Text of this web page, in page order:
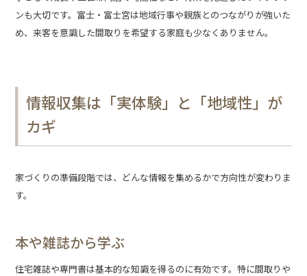
ンも大切です。富士・富士宮は地域行事や親族とのつながりが強いた
め、来客を意識した間取りを希望する家庭も少なくありません。
情報収集は「実体験」と「地域性」が
カギ
家づくりの準備段階では、どんな情報を集めるかで方向性が変わりま
す。
本や雑誌から学ぶ
住宅雑誌や専門書は基本的な知識を得るのに有効です。特に間取りや